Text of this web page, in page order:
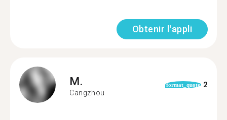
Obtenir l'appli
M.
Cangzhou
format_quote 2